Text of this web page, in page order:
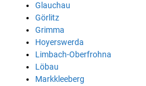
Glauchau
Görlitz
Grimma
Hoyerswerda
Limbach-Oberfrohna
Löbau
Markkleeberg